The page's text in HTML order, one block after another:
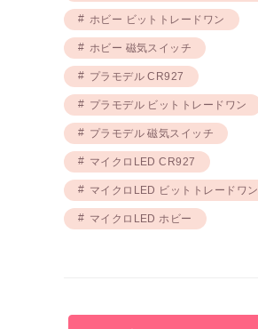
ホビー ビットトレードワン
ホビー 磁気スイッチ
プラモデル CR927
プラモデル ビットトレードワン
プラモデル 磁気スイッチ
マイクロLED CR927
マイクロLED ビットトレードワン
マイクロLED ホビー